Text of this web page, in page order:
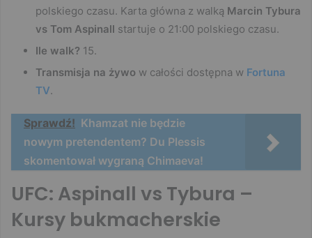
polskiego czasu. Karta główna z walką Marcin Tybura
vs Tom Aspinall startuje o 21:00 polskiego czasu.
Ile walk? 15.
Transmisja na żywo w całości dostępna w Fortuna
TV.
Sprawdź! Khamzat nie będzie
nowym pretendentem? Du Plessis
skomentował wygraną Chimaeva!
UFC: Aspinall vs Tybura –
Kursy bukmacherskie